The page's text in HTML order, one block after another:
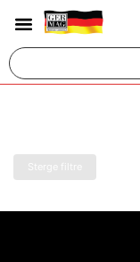
Sterge filtre